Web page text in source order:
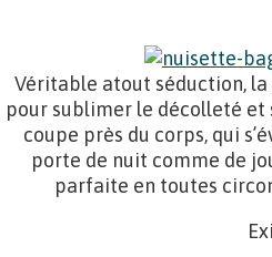
Véritable atout séduction,
pour sublimer le décolleté et
coupe près du corps, qui
porte de nuit comme de
parfaite en toutes